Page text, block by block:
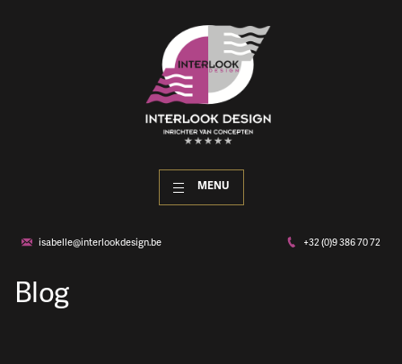
MENU
isabelle@interlookdesign.be +32 (0)9 386 70 72
Blog